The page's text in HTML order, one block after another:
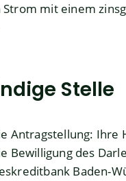
mit einem
Stelle
Antragstellung: Ihre
Bewilligung des
Baden-